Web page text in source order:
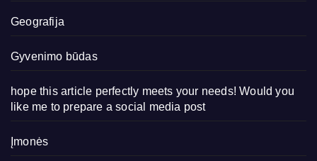
Geografija
Gyvenimo būdas
hope this article perfectly meets your needs! Would you
like me to prepare a social media post
Įmonės